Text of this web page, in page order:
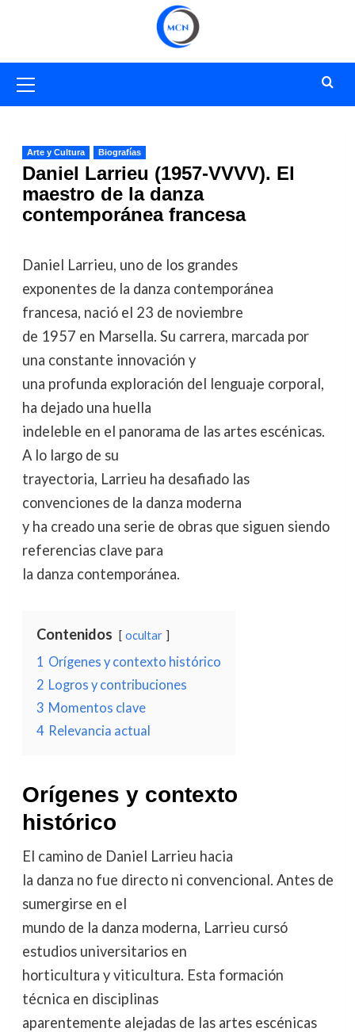
primario
Arte y Cultura Biografías
Daniel Larrieu (1957-VVVV). El
maestro de la danza
contemporánea francesa
Daniel Larrieu, uno de los grandes
exponentes de la danza contemporánea
francesa, nació el 23 de noviembre
de 1957 en Marsella. Su carrera, marcada por
una constante innovación y
una profunda exploración del lenguaje corporal,
ha dejado una huella
indeleble en el panorama de las artes escénicas.
A lo largo de su
trayectoria, Larrieu ha desafiado las
convenciones de la danza moderna
y ha creado una serie de obras que siguen siendo
referencias clave para
la danza contemporánea.
Contenidos ocultar
1 Orígenes y contexto histórico
2 Logros y contribuciones
3 Momentos clave
4 Relevancia actual
Orígenes y contexto
histórico
El camino de Daniel Larrieu hacia
la danza no fue directo ni convencional. Antes de
sumergirse en el
mundo de la danza moderna, Larrieu cursó
estudios universitarios en
horticultura y viticultura. Esta formación
técnica en disciplinas
aparentemente alejadas de las artes escénicas